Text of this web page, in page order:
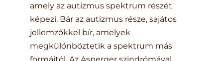
amely az autizmus spektrum részét
képezi. Bár az autizmus része, sajátos
jellemzőkkel bír, amelyek
megkülönböztetik a spektrum más